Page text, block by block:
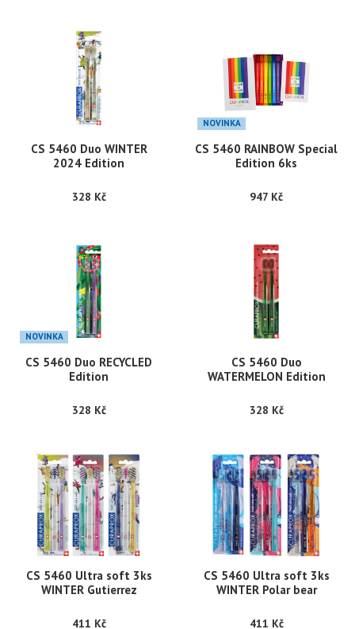
CS 5460 Duo WINTER
2024 Edition
328 Kč
NOVINKA
CS 5460 RAINBOW Special
Edition 6ks
947 Kč
NOVINKA
CS 5460 Duo RECYCLED
Edition
328 Kč
CS 5460 Duo
WATERMELON Edition
328 Kč
CS 5460 Ultra soft 3ks
WINTER Gutierrez
411 Kč
CS 5460 Ultra soft 3ks
WINTER Polar bear
411 Kč